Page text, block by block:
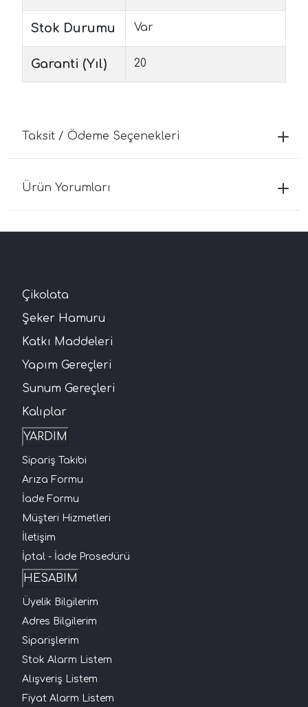
Stok Durumu Var
Garanti (Yıl) 20
Taksit / Ödeme Seçenekleri
Ürün Yorumları
Çikolata
Şeker Hamuru
Katkı Maddeleri
Yapım Gereçleri
Sunum Gereçleri
Kalıplar
YARDIM
Sipariş Takibi
Arıza Formu
İade Formu
Müşteri Hizmetleri
İletişim
İptal - İade Prosedürü
HESABIM
Üyelik Bilgilerim
Adres Bilgilerim
Siparişlerim
Stok Alarm Listem
Alışveriş Listem
Fiyat Alarm Listem